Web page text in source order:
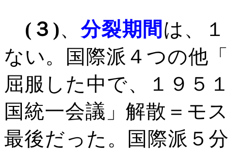
( ３ )、 分裂期間 は、
ない。国際派４つの他
屈服した中で、１９５
国統一会議」解散＝モ
最後だった。国際派５